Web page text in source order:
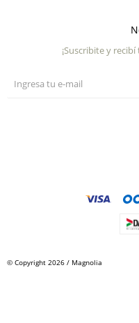
¡Suscribite y
© Copyright 2026 / Magnolia